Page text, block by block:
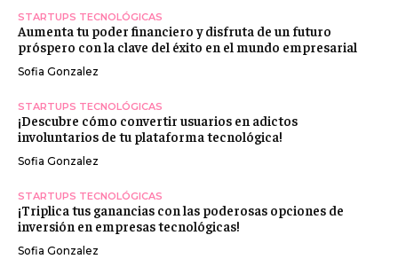
STARTUPS TECNOLÓGICAS
Aumenta tu poder financiero y disfruta de un futuro
próspero con la clave del éxito en el mundo empresarial
Sofia Gonzalez
STARTUPS TECNOLÓGICAS
¡Descubre cómo convertir usuarios en adictos
involuntarios de tu plataforma tecnológica!
Sofia Gonzalez
STARTUPS TECNOLÓGICAS
¡Triplica tus ganancias con las poderosas opciones de
inversión en empresas tecnológicas!
Sofia Gonzalez